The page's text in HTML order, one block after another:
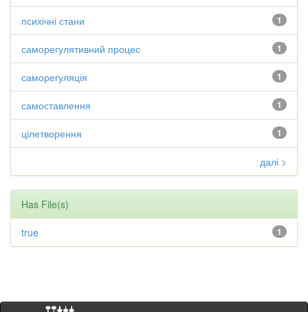
1
психічні стани
1
саморегулятивний процес
1
саморегуляція
1
самоставлення
1
цілетворення
далі >
Has File(s)
1
true